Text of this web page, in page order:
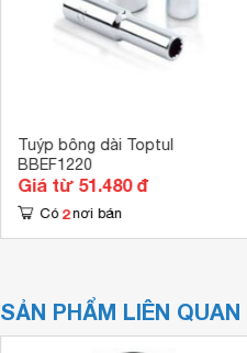
Tuýp bông dài Toptul
BBEF1220
Giá từ 51.480 đ
Có 2 nơi bán
SẢN PHẨM LIÊN QUAN